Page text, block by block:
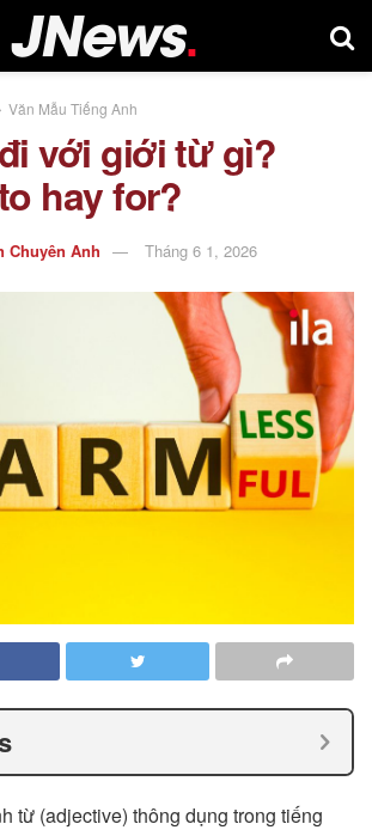
Văn Mẫu Tiếng Anh
với giới từ gì?
hay for?
Chuyên Anh Tháng 6 1, 2026
từ (adjective) thông dụng trong tiếng